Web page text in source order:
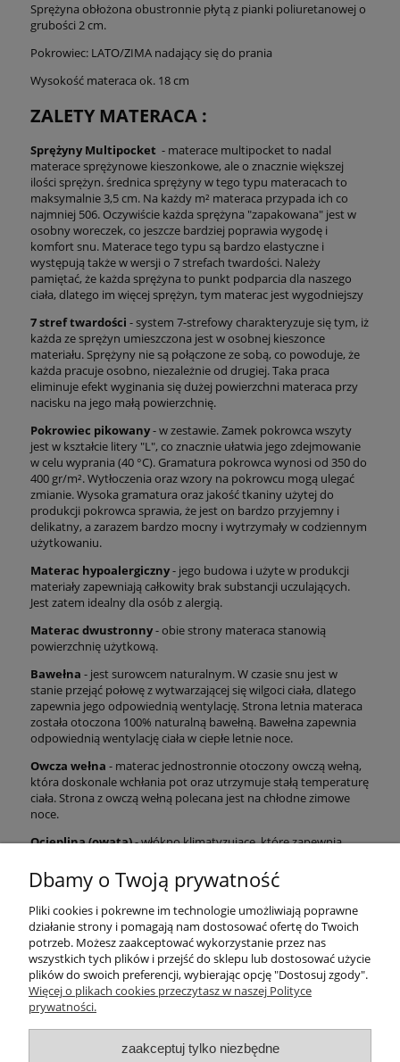
Sprężyna obłożona obustronnie płytą z pianki poliuretanowej o
grubości 2 cm.
Pokrowiec: LATO/ZIMA nadający się do prania
Wysokość materaca ok. 18 cm
ZALETY MATERACA :
Sprężyny Multipocket - materace multipocket to nadal
materace sprężynowe kieszonkowe, ale o znacznie większej
ilości sprężyn. średnica sprężyny w tego typu materacach to
maksymalnie 3,5 cm. Na każdy m² materaca przypada ich co
najmniej 506. Oczywiście każda sprężyna "zapakowana" jest w
osobny woreczek, co jeszcze bardziej poprawia wygodę i
komfort snu. Materace tego typu są bardzo elastyczne i
występują także w wersji o 7 strefach twardości. Należy
pamiętać, że każda sprężyna to punkt podparcia dla naszego
ciała, dlatego im więcej sprężyn, tym materac jest wygodniejszy
7 stref twardości - system 7-strefowy charakteryzuje się tym, iż
każda ze sprężyn umieszczona jest w osobnej kieszonce
materiału. Sprężyny nie są połączone ze sobą, co powoduje, że
każda pracuje osobno, niezależnie od drugiej. Taka praca
eliminuje efekt wyginania się dużej powierzchni materaca przy
nacisku na jego małą powierzchnię.
Pokrowiec pikowany- w zestawie. Zamek pokrowca wszyty
jest w kształcie litery "L", co znacznie ułatwia jego zdejmowanie
w celu wyprania (40 °C). Gramatura pokrowca wynosi od 350 do
400 gr/m². Wytłoczenia oraz wzory na pokrowcu mogą ulegać
zmianie. Wysoka gramatura oraz jakość tkaniny użytej do
produkcji pokrowca sprawia, że jest on bardzo przyjemny i
delikatny, a zarazem bardzo mocny i wytrzymały w codziennym
użytkowaniu.
Materac hypoalergiczny- jego budowa i użyte w produkcji
materiały zapewniają całkowity brak substancji uczulających.
Jest zatem idealny dla osób z alergią.
Materac dwustronny- obie strony materaca stanowią
powierzchnię użytkową.
Bawełna - jest surowcem naturalnym. W czasie snu jest w
stanie przejąć połowę z wytwarzającej się wilgoci ciała, dlatego
zapewnia jego odpowiednią wentylację. Strona letnia materaca
została otoczona 100% naturalną bawełną. Bawełna zapewnia
odpowiednią wentylację ciała w ciepłe letnie noce.
Owcza wełna - materac jednostronnie otoczony owczą wełną,
która doskonale wchłania pot oraz utrzymuje stałą temperaturę
ciała. Strona z owczą wełną polecana jest na chłodne zimowe
noce.
Ocieplina (owata)- włókno klimatyzujące, które zapewnia
Materac uniwersalnyo średniej twardości.
Pomoc
Moje konto
Dbamy o Twoją prywatność
Pliki cookies i pokrewne im technologie umożliwiają poprawne
działanie strony i pomagają nam dostosować ofertę do Twoich
potrzeb. Możesz zaakceptować wykorzystanie przez nas
wszystkich tych plików i przejść do sklepu lub dostosować użycie
plików do swoich preferencji, wybierając opcję "Dostosuj zgody".
Więcej o plikach cookies przeczytasz w naszej Polityce
prywatności.
zaakceptuj tylko niezbędne